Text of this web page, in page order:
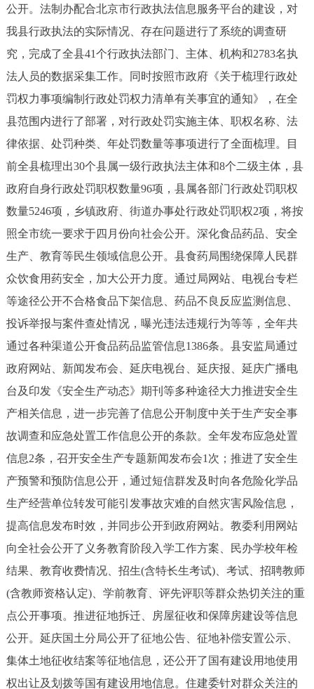
公开。法制办配合北京市行政执法信息服务平台的建设，对
我县行政执法的实际情况、存在问题进行了系统的调查研
究，完成了全县41个行政执法部门、主体、机构和2783名执
法人员的数据采集工作。同时按照市政府《关于梳理行政处
罚权力事项编制行政处罚权力清单有关事宜的通知》，在全
县范围内进行了部署，对行政处罚实施主体、职权名称、法
律依据、处罚种类、年处罚数量等事项进行了全面梳理。目
前全县梳理出30个县属一级行政执法主体和8个二级主体，县
政府自身行政处罚职权数量96项，县属各部门行政处罚职权
数量5246项，乡镇政府、街道办事处行政处罚职权2项，将按
照全市统一要求于四月份向社会公开。深化食品药品、安全
生产、教育等民生领域信息公开。县食药局围绕保障人民群
众饮食用药安全，加大公开力度。通过局网站、电视台专栏
等途径公开不合格食品下架信息、药品不良反应监测信息、
投诉举报与案件查处情况，曝光违法违规行为等等，全年共
通过各种渠道公开食品药品监管信息1386条。县安监局通过
政府网站、新闻发布会、延庆电视台、延庆报、延庆广播电
台及印发《安全生产动态》期刊等多种途径大力推进安全生
产相关信息，进一步完善了信息公开制度中关于生产安全事
故调查和应急处置工作信息公开的条款。全年发布应急处置
信息2条，召开安全生产专题新闻发布会1次；推进了安全生
产预警和预防信息公开，通过短信群发及时向各危险化学品
生产经营单位转发可能引发事故灾难的自然灾害风险信息，
提高信息发布时效，并同步公开到政府网站。教委利用网站
向全社会公开了义务教育阶段入学工作方案、民办学校年检
结果、教育收费情况、招生(含特长生考试)、考试、招聘教师
(含教师资格认定)、学前教育、评先评职等群众热切关注的重
点公开事项。推进征地拆迁、房屋征收和保障房建设等信息
公开。延庆国土分局公开了征地公告、征地补偿安置公示、
集体土地征收结案等征地信息，还公开了国有建设用地使用
权出让及划拨等国有建设用地信息。住建委针对群众关注的